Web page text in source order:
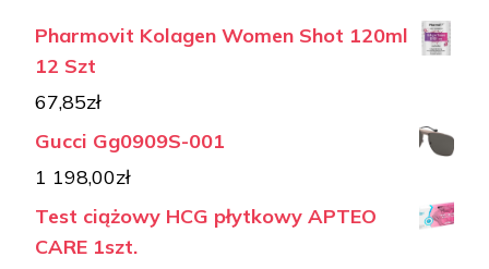
Pharmovit Kolagen Women Shot 120ml
12 Szt
67,85zł
Gucci Gg0909S-001
1 198,00zł
Test ciążowy HCG płytkowy APTEO
CARE 1szt.